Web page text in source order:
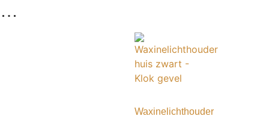
…
Waxinelichthouder